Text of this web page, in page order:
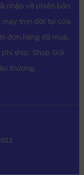
nhập về phiên bản
may trọn đời tại cửa
đơn hàng đã mua.
ship. Shop Gói
thương.